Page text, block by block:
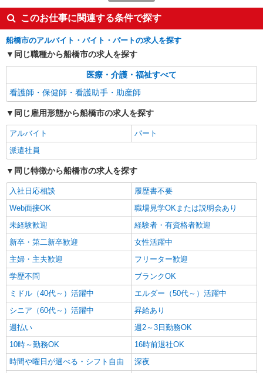
正社員
株式会社リジョイスカンパニー（119110）
看護助手
月給21万6000円以上 ※研修期間2ヶ月は給与
95％支給
船橋二和病院（千葉県船橋市二和東5-1-1）
キープ
パート
パナソニック エイジフリーハウス船橋習志野台 看護小規模多機能
看護師／サ高住／看護小規模多機能／パート／
夜勤なし
時給2,060円以上 正看護師 時給2,060円以上
★★上記時給に加えさらに別途月額手当支給あり
★★ ※一律処遇改善加算含む 〇時間外勤務手当
〇土日祝勤務手当 〇夜勤手当 〇深夜勤務手当 〇
年末年始勤務手当 〇早朝7:00〜8:00/夜間18:00〜
20:00は時給25％UP
パナソニック エイジフリーハウス船橋習志野
台 千葉県船橋市習志野台8丁目41番10号
キープ 詳細を見る
パート
エイジフリーハウス船橋夏見
看護師／サービス付高齢者向け住宅／パート／
夜勤無／日数時間応相談
時給1,442円〜1,648円 ※経験・能力・資格等
による 保健師・正看護師 時給1,648円 准看護師
時給1,442円 〇時間外勤務手当 〇土日祝勤務手当
〇年末年始勤務手当 〇早朝7:00〜8:00/夜間
18:00〜20:00は時給25％UP
エイジフリーハウス船橋夏見 千葉県船橋市夏
見3丁目31番40号
このお仕事に関連する条件で探す
船橋市のアルバイト・バイト・パートの求人を探す
同じ職種から船橋市の求人を探す
医療・介護・福祉すべて
看護師・保健師・看護助手・助産師
同じ雇用形態から船橋市の求人を探す
アルバイト
パート
派遣社員
同じ特徴から船橋市の求人を探す
入社日応相談
履歴書不要
Web面接OK
職場見学OKまたは説明会あり
未経験歓迎
経験者・有資格者歓迎
新卒・第二新卒歓迎
女性活躍中
主婦・主夫歓迎
フリーター歓迎
学歴不問
ブランクOK
ミドル（40代～）活躍中
エルダー（50代～）活躍中
シニア（60代～）活躍中
昇給あり
週払い
週2～3日勤務OK
10時～勤務OK
16時前退社OK
時間や曜日が選べる・シフト自由
深夜